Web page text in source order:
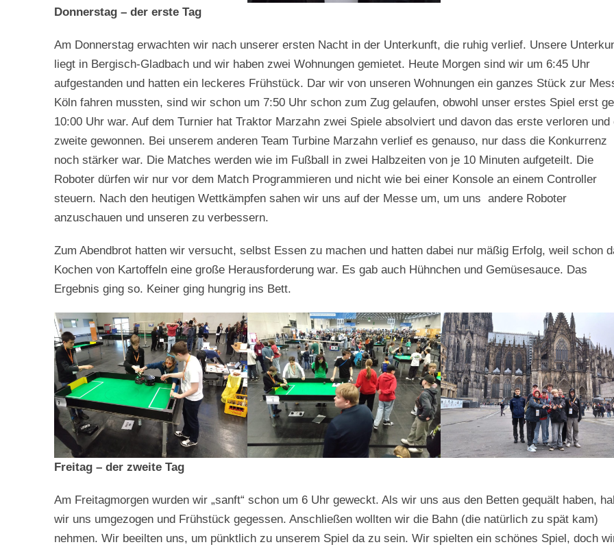
Donnerstag – der erste Tag
Am Donnerstag erwachten wir nach unserer ersten Nacht in der Unterkunft, die ruhig verlief. Unsere
liegt in Bergisch-Gladbach und wir haben zwei Wohnungen gemietet. Heute Morgen sind wir um 6:45 Uhr
aufgestanden und hatten ein leckeres Frühstück. Dar wir von unseren Wohnungen ein ganzes Stück zur
Köln fahren mussten, sind wir schon um 7:50 Uhr schon zum Zug gelaufen, obwohl unser erstes Spiel erst
10:00 Uhr war. Auf dem Turnier hat Traktor Marzahn zwei Spiele absolviert und davon das erste verloren und
zweite gewonnen. Bei unserem anderen Team Turbine Marzahn verlief es genauso, nur dass die Konkurrenz
noch stärker war. Die Matches werden wie im Fußball in zwei Halbzeiten von je 10 Minuten aufgeteilt. Die
Roboter dürfen wir nur vor dem Match Programmieren und nicht wie bei einer Konsole an einem Controller
steuern. Nach den heutigen Wettkämpfen sahen wir uns auf der Messe um, um uns andere Roboter
anzuschauen und unseren zu verbessern.
Zum Abendbrot hatten wir versucht, selbst Essen zu machen und hatten dabei nur mäßig Erfolg, weil schon
Kochen von Kartoffeln eine große Herausforderung war. Es gab auch Hühnchen und Gemüsesauce. Das
Ergebnis ging so. Keiner ging hungrig ins Bett.
Freitag – der zweite Tag
Am Freitagmorgen wurden wir „sanft“ schon um 6 Uhr geweckt. Als wir uns aus den Betten gequält haben,
wir uns umgezogen und Frühstück gegessen. Anschließen wollten wir die Bahn (die natürlich zu spät kam)
nehmen. Wir beeilten uns, um pünktlich zu unserem Spiel da zu sein. Wir spielten ein schönes Spiel, doch